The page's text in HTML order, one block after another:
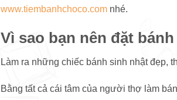
www.tiembanhchoco.com nhé.
Vì sao bạn nên đặt
Làm ra những chiếc bánh sinh nhật đẹp,
Bằng tất cả cái tâm của người thợ làm